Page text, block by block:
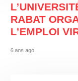
RABAT
L’EMPLOI
6 ans ago